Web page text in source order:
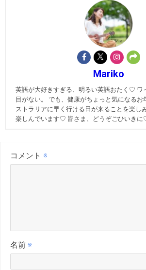
Mariko
英語が大好きすぎる、明るい英語おたく♡ ワ
目がない。 でも、健康がちょっと気になるお
ストラリアに早く行ける日が来ることを楽し
楽しんでいます♡ 皆さま、どうぞごひいき
コメント ※
名前 ※